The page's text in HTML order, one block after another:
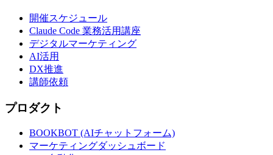
開催スケジュール
Claude Code 業務活用講座
デジタルマーケティング
AI活用
DX推進
講師依頼
プロダクト
BOOKBOT (AIチャットフォーム)
マーケティングダッシュボード